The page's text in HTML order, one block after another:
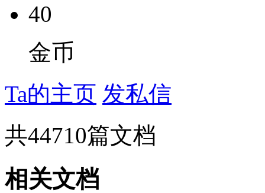
40
金币
Ta的主页 发私信
共44710篇文档
相关文档